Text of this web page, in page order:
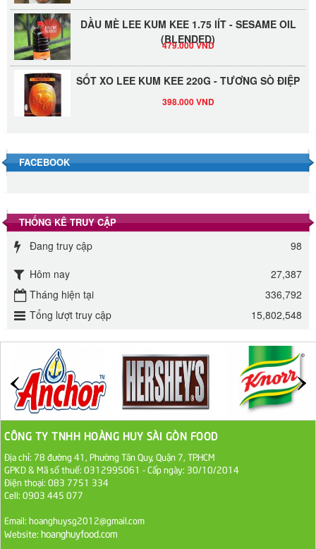
DẦU MÈ LEE KUM KEE 1.75 lÍT - SESAME OIL
(BLENDED)
479.000 VND
SỐT XO LEE KUM KEE 220G - TƯƠNG SÒ ĐIỆP
40.000 VND
Đường mía thiên nhiên Biên Hòa gói 1kg
ĐƯỜNG SẠCH CÔ BA BIÊN HÒA 1KG
27.000 VND
Đường cát trắng An Khê bao 50kg
1.100.000 VND
Sa Tế Tôm Cholimex PET Hũ 450g
Ớt Sa Tế Cholimex Hũ Thuỷ Tinh 150g
FACEBOOK
THỐNG KÊ TRUY CẬP
Đang truy cập
98
Hôm nay
27,387
Tháng hiện tại
336,792
Tổng lượt truy cập
15,802,548
CÔNG TY TNHH HOÀNG HUY SÀI GÒN FOOD
Địa chỉ: 78 đường 41, Phường Tân Quy, Quận 7, TP.HCM
GPKD & Mã số thuế: 0312995061 - Cấp ngày: 30/10/2014
Điện thoại: 083 7751 334
Cell: 0903 445 077
Email: hoanghuysg2012@gmail.com
Website: hoanghuyfood.com